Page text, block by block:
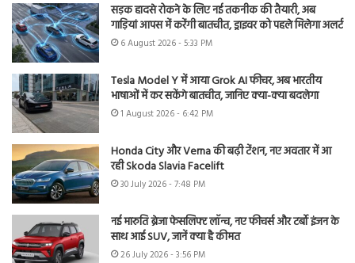
सड़क हादसे रोकने के लिए नई तकनीक की तैयारी, अब
गाड़ियां आपस में करेंगी बातचीत, ड्राइवर को पहले मिलेगा अलर्ट
6 August 2026 - 5:33 PM
Tesla Model Y में आया Grok AI फीचर, अब भारतीय
भाषाओं में कर सकेंगे बातचीत, जानिए क्या-क्या बदलेगा
1 August 2026 - 6:42 PM
Honda City और Verna की बढ़ी टेंशन, नए अवतार में आ
रही Skoda Slavia Facelift
30 July 2026 - 7:48 PM
नई मारुति ब्रेजा फेसलिफ्ट लॉन्च, नए फीचर्स और टर्बो इंजन के
साथ आई SUV, जानें क्या है कीमत
26 July 2026 - 3:56 PM